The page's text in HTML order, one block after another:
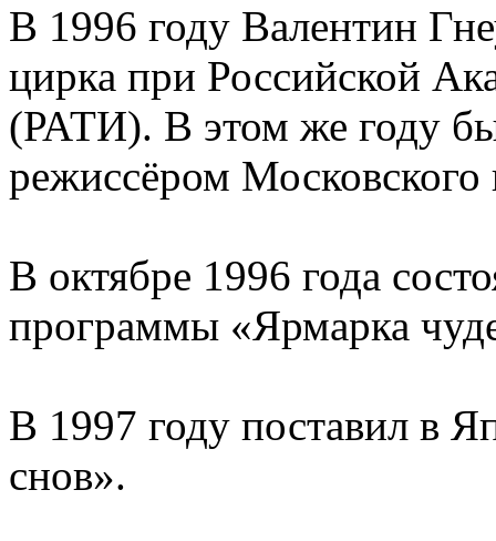
В 1996 году Валентин
цирка при Российской
(РАТИ). В этом же году
режиссёром Московского
В октябре 1996 года
программы «Ярмарка
В 1997 году поставил в
снов».